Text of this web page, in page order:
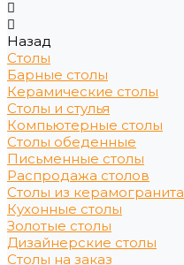
Назад
Столы
Барные столы
Керамические столы
Столы и стулья
Компьютерные столы
Столы обеденные
Письменные столы
Распродажа столов
Столы из керамогранита
Кухонные столы
Золотые столы
Дизайнерские столы
Столы на заказ